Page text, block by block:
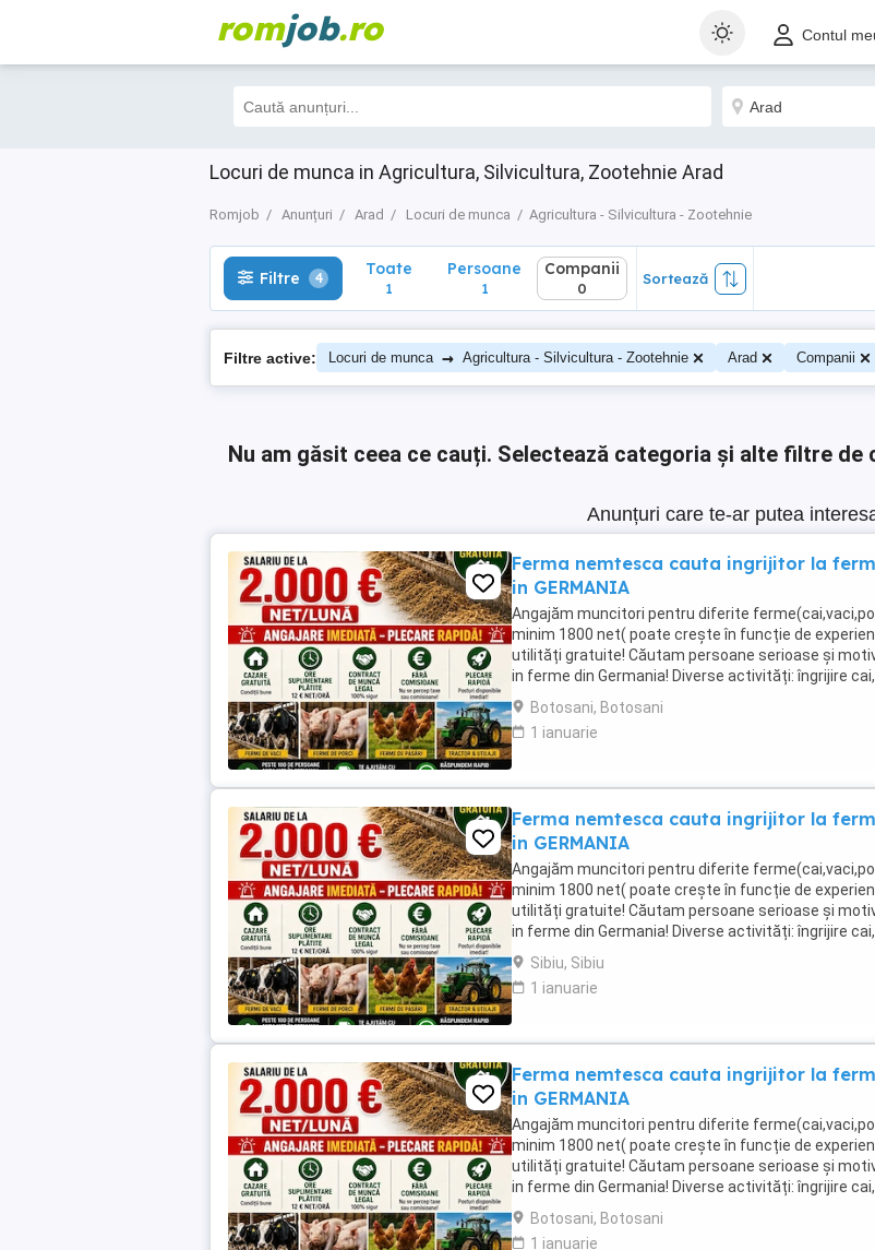
romjob.ro Contul
Locuri de munca in Agricultura, Silvicultura, Zootehnie Arad
Romjob Anunțuri Arad Locuri de munca Agricultura - Silvicultura - Zootehnie
Filtre 4 Toate
1
Filtre 4 Toate
1
Persoane
1
Companii
0
Sortează
Filtre active: Locuri de munca → Agricultura - Silvicultura - Zootehnie Arad Companii
Nu am găsit ceea ce cauți. Selectează categoria și alte filtre de
Anunțuri care te-ar putea
Ferma nemtesca cauta ingrijitor la
in GERMANIA
Angajăm muncitori pentru diferite
minim 1800 net( poate crește în funcție de
utilități gratuite! Căutam persoane serioase și
in ferme din Germania! Diverse activități: îngrijire
agricultura, îngrijirea ...
Botosani, Botosani
1 ianuarie
Ferma nemtesca cauta ingrijitor la
in GERMANIA
Angajăm muncitori pentru diferite
minim 1800 net( poate crește în funcție de
utilități gratuite! Căutam persoane serioase și
in ferme din Germania! Diverse activități: îngrijire
agricultura, îngrijirea ...
Sibiu, Sibiu
1 ianuarie
Ferma nemtesca cauta ingrijitor la
in GERMANIA
Angajăm muncitori pentru diferite
minim 1800 net( poate crește în funcție de
utilități gratuite! Căutam persoane serioase și
in ferme din Germania! Diverse activități: îngrijire
agricultura, îngrijirea ...
Botosani, Botosani
1 ianuarie